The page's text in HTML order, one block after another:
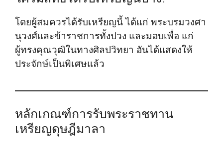
โดยผู้สมควรได้รับเหรียญนี้ ได้แก่ พระบรมวงศา
นุวงศ์และข้าราชการทั้งปวง และมอบเพื่อ แก่
ผู้ทรงคุณวุฒิในทางศิลปวิทยา อันได้แสดงให้
ประจักษ์เป็นพิเศษแล้ว
หลักเกณฑ์การรับพระราชทาน
เหรียญดุษฎีมาลา